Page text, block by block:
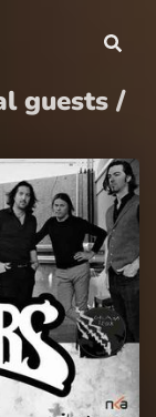
guests /